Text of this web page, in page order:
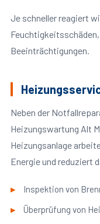
Je schneller reagiert
Beeinträchtigungen.
Neben der
Heizungswartung Alt
Heizungsanlage
Energie und reduziert
Inspektion von
Überprüfung von